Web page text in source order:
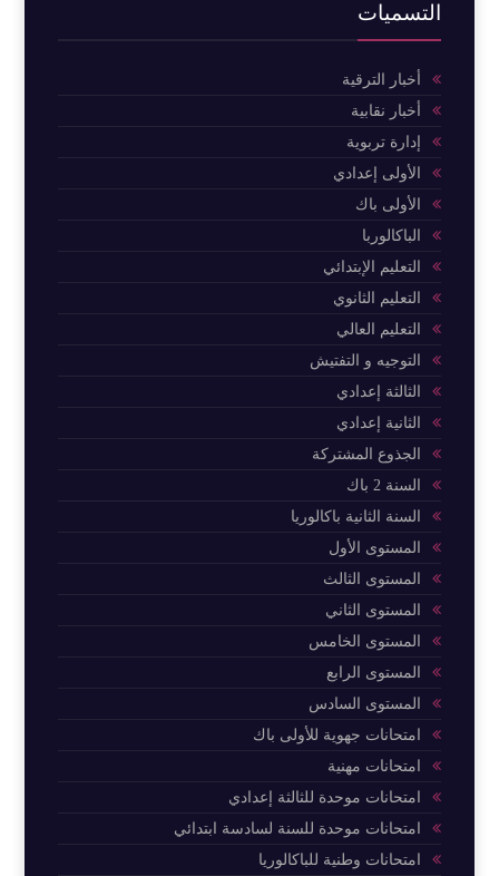
التسميات
أخبار الترقية
أخبار نقابية
إدارة تربوية
الأولى إعدادي
الأولى باك
الباكالوربا
التعليم الإبتدائي
التعليم الثانوي
التعليم العالي
التوجيه و التفتيش
الثالثة إعدادي
الثانية إعدادي
الجذوع المشتركة
السنة 2 باك
السنة الثانية باكالوريا
المستوى الأول
المستوى الثالث
المستوى الثاني
المستوى الخامس
المستوى الرابع
المستوى السادس
امتحانات جهوية للأولى باك
امتحانات مهنية
امتحانات موحدة للثالثة إعدادي
امتحانات موحدة للسنة لسادسة ابتدائي
امتحانات وطنية للباكالوريا